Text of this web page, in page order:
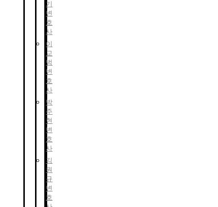
기
변
호
사
이
교
범
변
호
사
박
주
현
변
호
사
김
원
규
변
호